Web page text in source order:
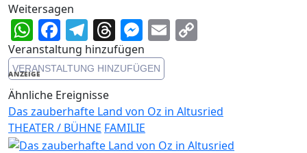
Weitersagen
WhatsApp
Facebook
Telegram
Threads
Messenger
Email
Veranstaltung hinzufügen
VERANSTALTUNG HINZUFÜGEN
ANZEIGE
Ähnliche Ereignisse
Das zauberhafte Land von Oz in Altusried
THEATER / BÜHNE FAMILIE